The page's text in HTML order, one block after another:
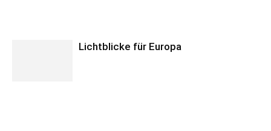
Lichtblicke für Europa